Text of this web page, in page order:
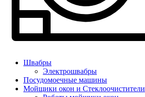
Швабры
Электрошвабры
Посудомоечные машины
Мойщики окон и Стеклоочистители